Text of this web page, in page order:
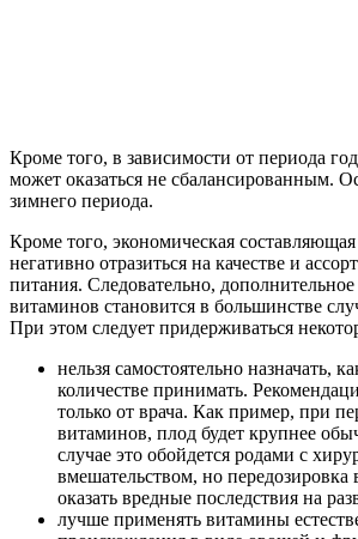
Кроме того, в зависимости от периода
может оказаться не сбалансированным.
зимнего периода.
Кроме того, экономическая
негативно отразиться на качестве и
питания. Следовательно,
витаминов становится в большинстве
При этом следует придерживаться
нельзя самостоятельно назначать,
количестве принимать.
только от врача. Как пример, при
витаминов, плод будет крупнее
случае это обойдется родами с
вмешательством, но
оказать вредные последствия на
лучше применять витамины